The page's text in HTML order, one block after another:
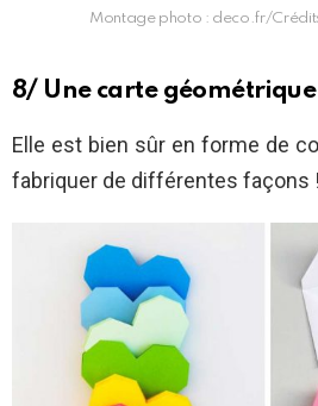
Montage photo : deco.fr/
8/ Une carte géométrique
Elle est bien sûr en forme de
fabriquer de différentes façons !